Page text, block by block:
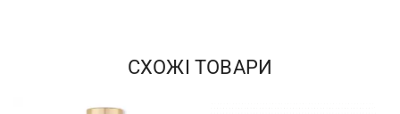
СХОЖІ ТОВАРИ